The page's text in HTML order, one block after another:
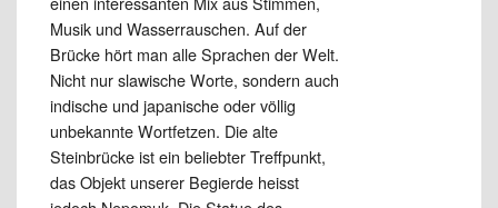
Musik und Wasserrauschen. Auf der
Brücke hört man alle Sprachen der Welt.
Nicht nur slawische Worte, sondern auch
indische und japanische oder völlig
unbekannte Wortfetzen. Die alte
Steinbrücke ist ein beliebter Treffpunkt,
das Objekt unserer Begierde heisst